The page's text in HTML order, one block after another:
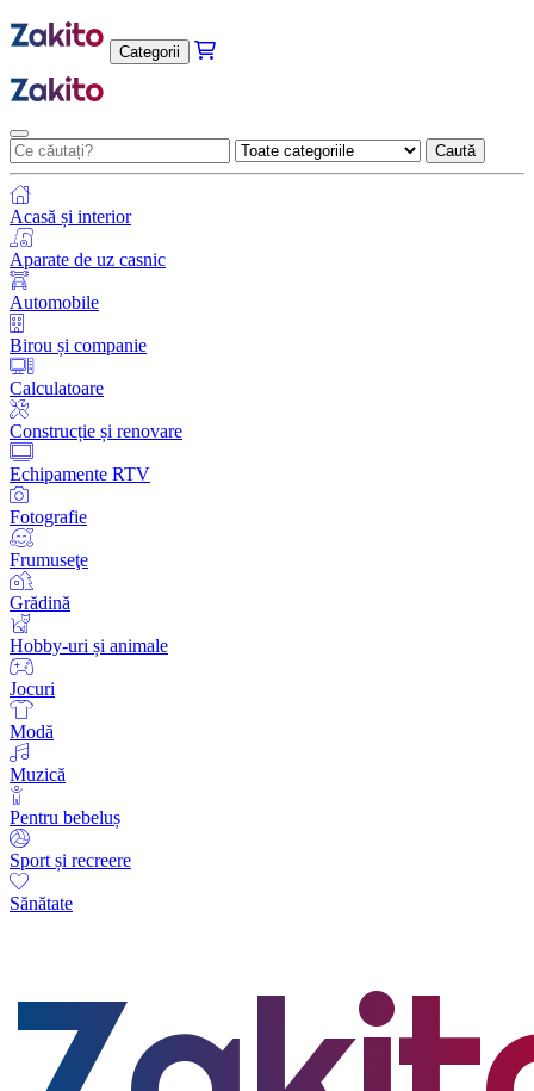
Categorii
Caută
Acasă și interior
Aparate de uz casnic
Automobile
Birou și companie
Calculatoare
Construcție și renovare
Echipamente RTV
Fotografie
Frumuseţe
Grădină
Hobby-uri și animale
Jocuri
Modă
Muzică
Pentru bebeluș
Sport și recreere
Sănătate